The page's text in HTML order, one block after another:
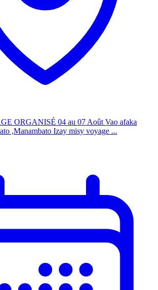
ORGANISÉ 04 au 07 Août Vao afaka
,Manambato Izay misy voyage ...